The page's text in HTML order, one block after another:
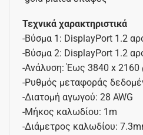
Τεχνικά χαρακτηριστικά
-Βύσμα 1: DisplayPort 1.2
-Βύσμα 2: DisplayPort 1.2
-Ανάλυση: Έως 3840 x 2160
-Ρυθμός μεταφοράς
-Διατομή αγωγού: 28 AWG
-Μήκος καλωδίου: 1m
-Διάμετρος καλωδίου: